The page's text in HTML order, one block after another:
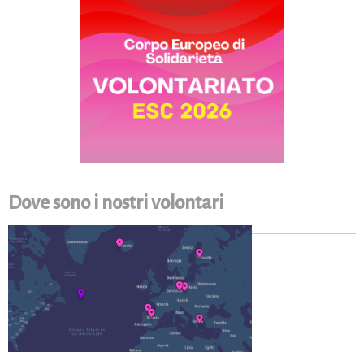
Dove sono i nostri volontari